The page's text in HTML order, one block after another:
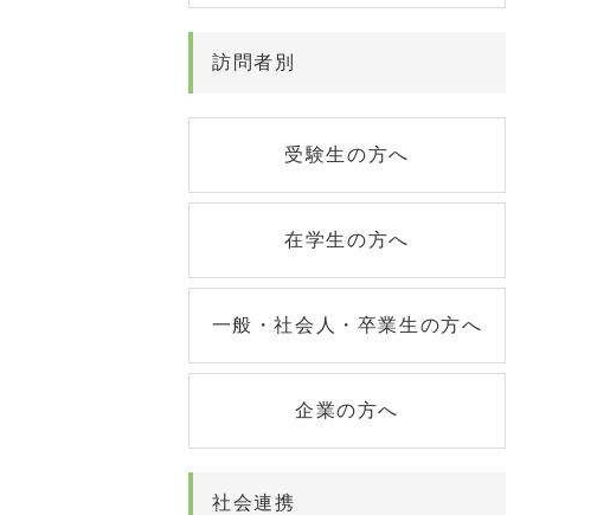
訪問者別
受験生の方へ
在学生の方へ
一般・社会人・卒業生の方へ
企業の方へ
社会連携